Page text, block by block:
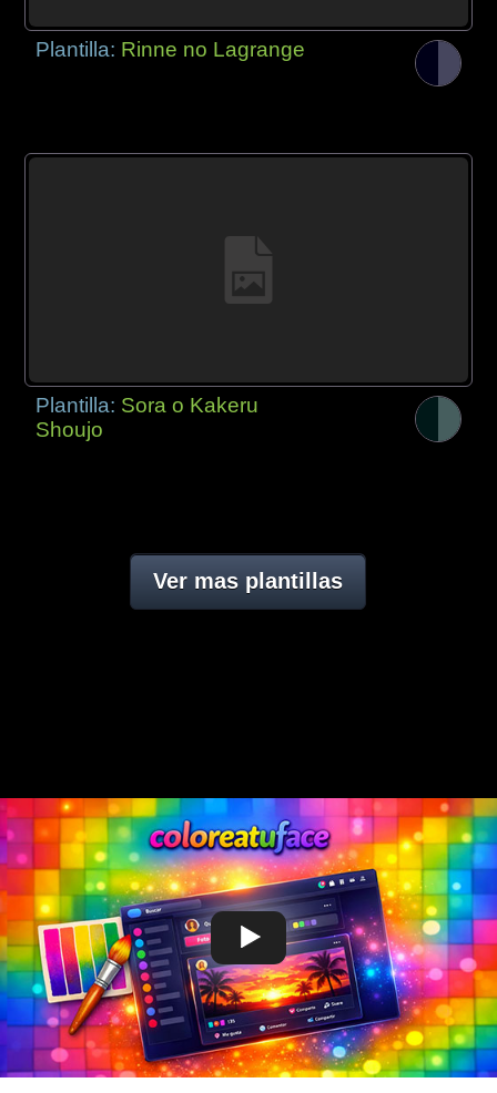
Plantilla: Rinne no Lagrange
Plantilla: Sora o Kakeru
Shoujo
Ver mas plantillas